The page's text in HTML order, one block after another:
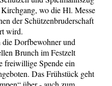
wo die Hl. Messe
der Schützenbruderschaft
wird.
die Dorfbewohner und
Brunch im Festzelt
freiwillige Spende ein
Das Frühstück geht